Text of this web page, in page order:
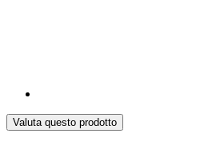
Valuta questo prodotto